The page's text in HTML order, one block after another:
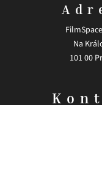
Na
101 00